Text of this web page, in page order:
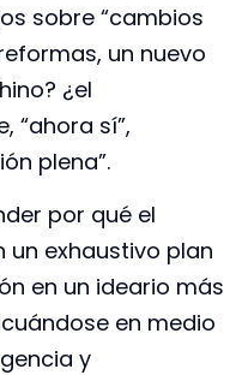
sobre “cambios
un nuevo
¿el
“ahora sí”,
plena”.
por qué el
un exhaustivo plan
en un ideario más
en medio
y